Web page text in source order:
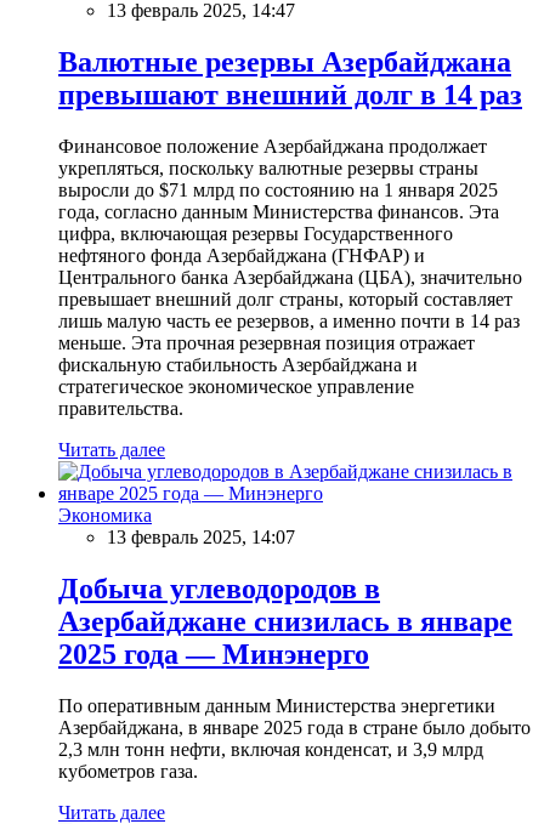
13 февраль 2025, 14:47
Валютные резервы Азербайджана
превышают внешний долг в 14 раз
Финансовое положение Азербайджана продолжает
укрепляться, поскольку валютные резервы страны
выросли до $71 млрд по состоянию на 1 января 2025
года, согласно данным Министерства финансов. Эта
цифра, включающая резервы Государственного
нефтяного фонда Азербайджана (ГНФАР) и
Центрального банка Азербайджана (ЦБА), значительно
превышает внешний долг страны, который составляет
лишь малую часть ее резервов, а именно почти в 14 раз
меньше. Эта прочная резервная позиция отражает
фискальную стабильность Азербайджана и
стратегическое экономическое управление
правительства.
Читать далее
Экономика
13 февраль 2025, 14:07
Добыча углеводородов в
Азербайджане снизилась в январе
2025 года — Минэнерго
По оперативным данным Министерства энергетики
Азербайджана, в январе 2025 года в стране было добыто
2,3 млн тонн нефти, включая конденсат, и 3,9 млрд
кубометров газа.
Читать далее